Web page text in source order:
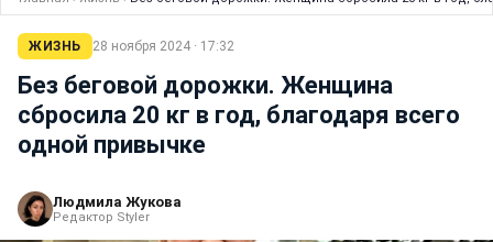
ЖИЗНЬ 28 ноября 2024 · 17:32
Без беговой дорожки. Женщина
сбросила 20 кг в год, благодаря всего
одной привычке
Людмила Жукова
Редактор Styler